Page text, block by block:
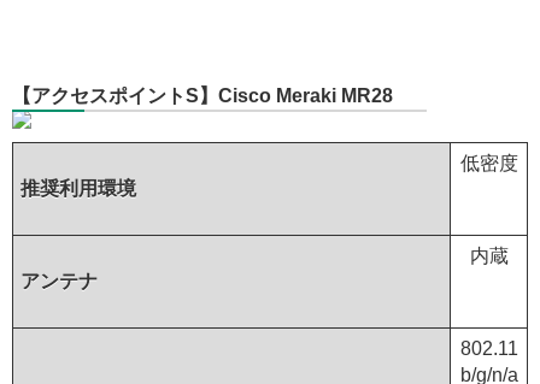
【アクセスポイントS】Cisco Meraki MR28
推奨利用環境
低密度
アンテナ
内蔵
802.11
b/g/n/a